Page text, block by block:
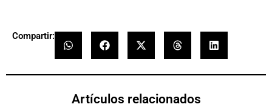
Compartir:
Artículos relacionados